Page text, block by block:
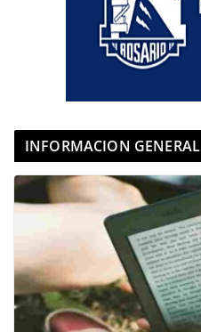
INFORMACION GENERAL